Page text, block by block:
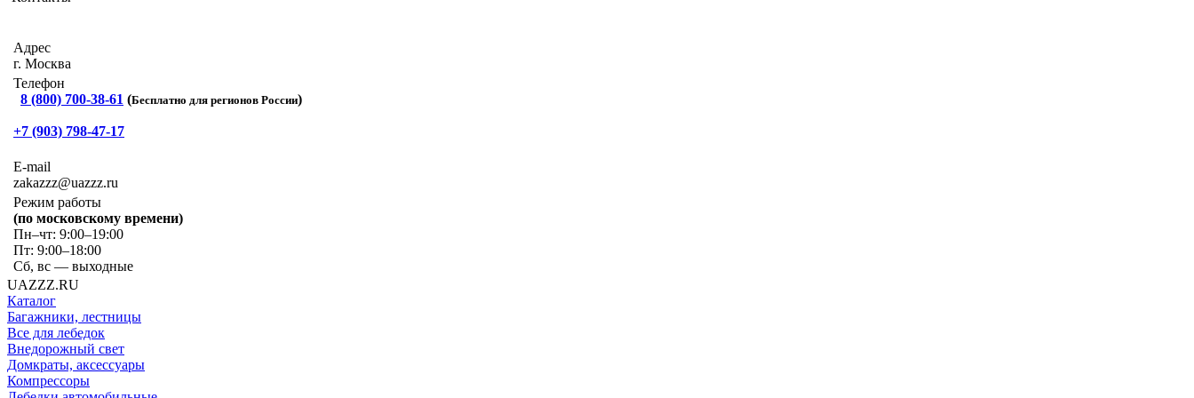
Адрес
г. Москва
Телефон
8 (800) 700-38-61 (Бесплатно для регионов России)
+7 (903) 798-47-17
E-mail
zakazzz@uazzz.ru
Режим работы
(по московскому времени)
Пн–чт: 9:00–19:00
Пт: 9:00–18:00
Сб, вс — выходные
UAZZZ.RU
Каталог
Багажники, лестницы
Все для лебедок
Внедорожный свет
Домкраты, аксессуары
Компрессоры